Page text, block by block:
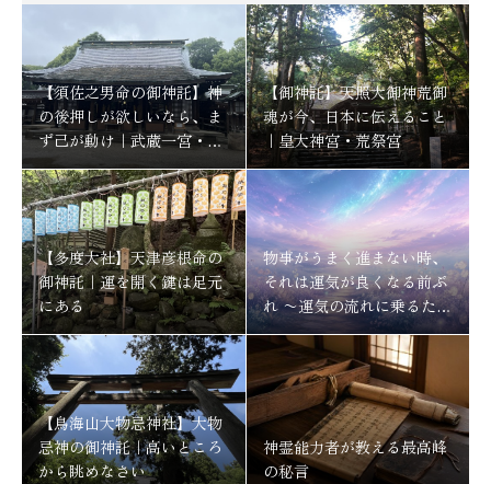
【須佐之男命の御神託】神
の後押しが欲しいなら、ま
ず己が動け｜武蔵一宮・氷
川神社
【御神託】天照大御神荒御
魂が今、日本に伝えること
｜皇大神宮・荒祭宮
【多度大社】天津彦根命の
御神託｜運を開く鍵は足元
にある
物事がうまく進まない時、
それは運気が良くなる前ぶ
れ 〜運気の流れに乗るため
にする事〜
【鳥海山大物忌神社】大物
忌神の御神託｜高いところ
から眺めなさい
神霊能力者が教える最高峰
の秘言